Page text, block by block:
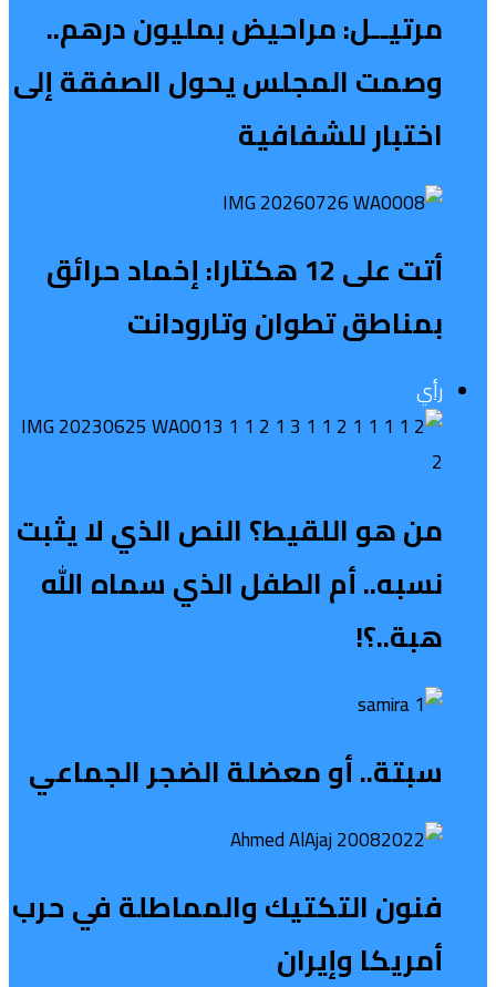
مرتيــل: مراحيض بمليون درهم..
وصمت المجلس يحول الصفقة إلى
اختبار للشفافية
أتت على 12 هكتارا: إخماد حرائق
بمناطق تطوان وتارودانت
رأي
من هو اللقيط؟ النص الذي لا يثبت
نسبه.. أم الطفل الذي سماه الله
هبة..؟!
سبتة.. أو معضلة الضجر الجماعي
فنون التكتيك والمماطلة في حرب
أمريكا وإيران